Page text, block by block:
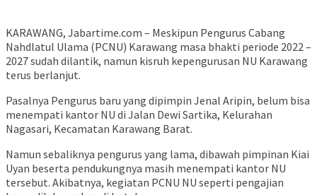
KARAWANG, Jabartime.com – Meskipun Pengurus Cabang
Nahdlatul Ulama (PCNU) Karawang masa bhakti periode 2022 –
2027 sudah dilantik, namun kisruh kepengurusan NU Karawang
terus berlanjut.
Pasalnya Pengurus baru yang dipimpin Jenal Aripin, belum bisa
menempati kantor NU di Jalan Dewi Sartika, Kelurahan
Nagasari, Kecamatan Karawang Barat.
Namun sebaliknya pengurus yang lama, dibawah pimpinan Kiai
Uyan beserta pendukungnya masih menempati kantor NU
tersebut. Akibatnya, kegiatan PCNU NU seperti pengajian